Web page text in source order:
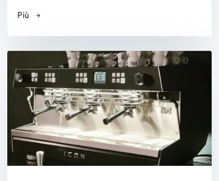
Più